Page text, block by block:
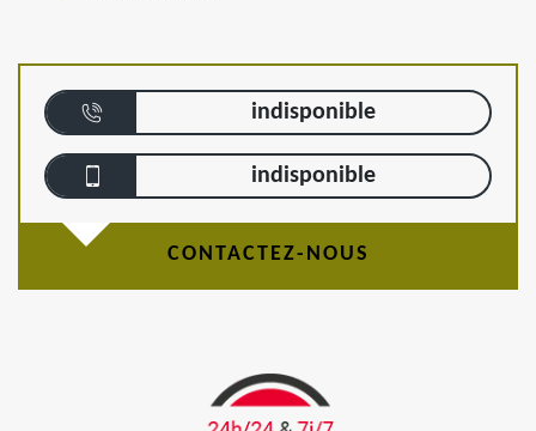
indisponible
indisponible
CONTACTEZ-NOUS